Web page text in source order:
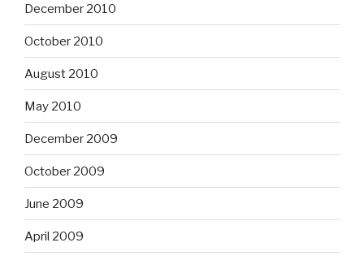
December 2010
October 2010
August 2010
May 2010
December 2009
October 2009
June 2009
April 2009